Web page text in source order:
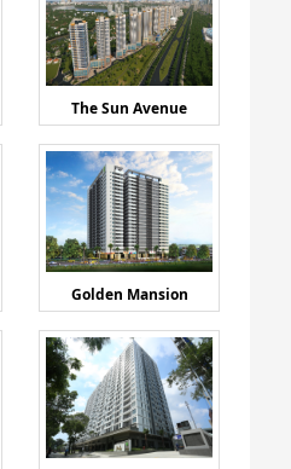
The Sun Avenue
Golden Mansion